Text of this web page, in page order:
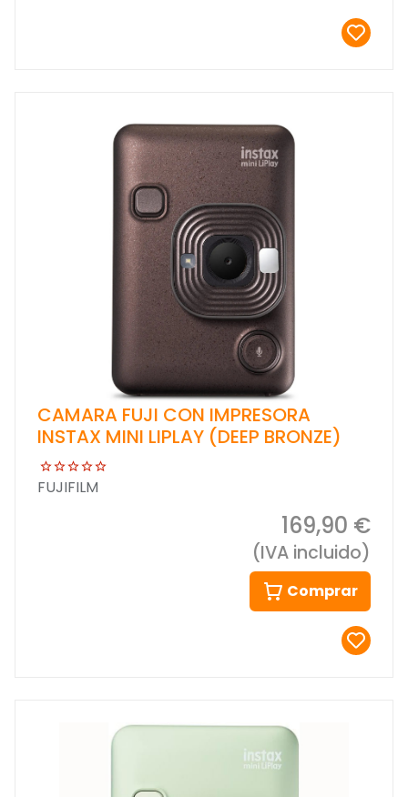
CAMARA FUJI CON IMPRESORA
INSTAX MINI LIPLAY (DEEP BRONZE)
FUJIFILM
169,90 €
(IVA incluido)
Comprar